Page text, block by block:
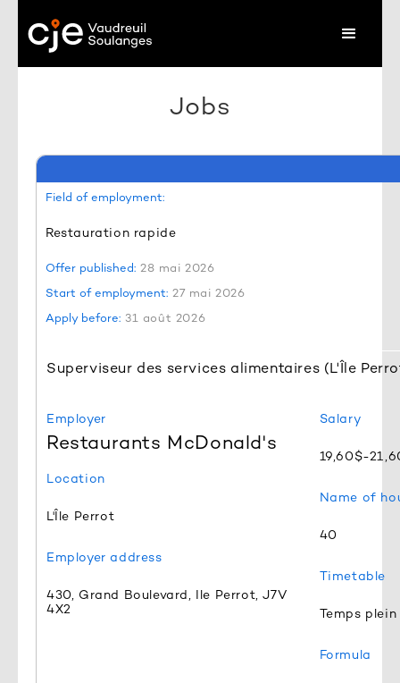
Jobs
Field of employment:
Restauration rapide
Offer published: 28 mai 2026
Start of employment: 27 mai 2026
Apply before: 31 août 2026
Superviseur des services alimentaires (L'Île
Employer
Restaurants McDonald's
Location
L'Île Perrot
Employer address
430, Grand Boulevard, Ile Perrot, J7V
4X2
Salary
19,60$-
Name of
40
Timetable
Temps plein
Formula